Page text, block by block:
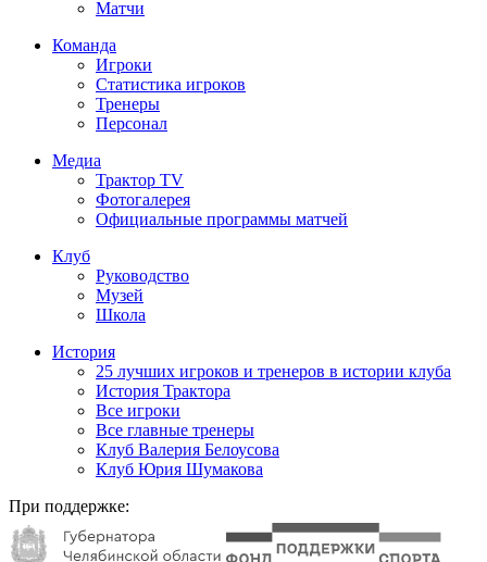
Матчи
Команда
Игроки
Статистика игроков
Тренеры
Персонал
Медиа
Трактор TV
Фотогалерея
Официальные программы матчей
Клуб
Руководство
Музей
Школа
История
25 лучших игроков и тренеров в истории клуба
История Трактора
Все игроки
Все главные тренеры
Клуб Валерия Белоусова
Клуб Юрия Шумакова
При поддержке: